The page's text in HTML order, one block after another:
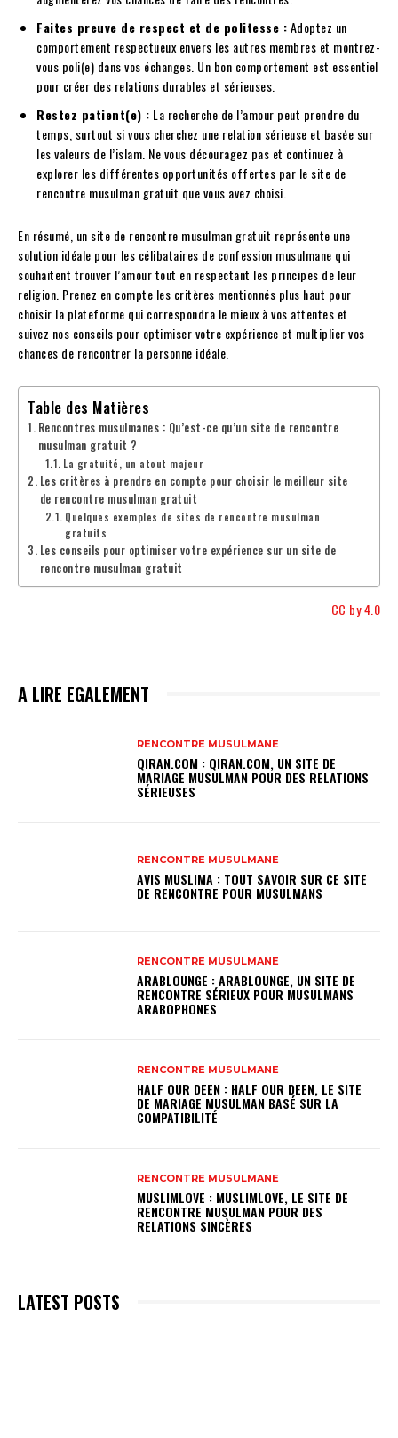
Faites preuve de respect et de politesse :Adoptez un
comportement respectueux envers les autres membres et montrez-
vous poli(e) dans vos échanges. Un bon comportement est essentiel
pour créer des relations durables et sérieuses.
Restez patient(e) : La recherche de l’amour peut prendre du
temps, surtout si vous cherchez une relation sérieuse et basée sur
les valeurs de l’islam. Ne vous découragez pas et continuez à
explorer les différentes opportunités offertes par le site de
rencontre musulman gratuit que vous avez choisi.
En résumé, un site de rencontre musulman gratuit représente une
solution idéale pour les célibataires de confession musulmane qui
souhaitent trouver l’amour tout en respectant les principes de leur
religion. Prenez en compte les critères mentionnés plus haut pour
choisir la plateforme qui correspondra le mieux à vos attentes et
suivez nos conseils pour optimiser votre expérience et multiplier vos
chances de rencontrer la personne idéale.
Table des Matières
Rencontres musulmanes : Qu’est-ce qu’un site de rencontre
musulman gratuit ?
La gratuité, un atout majeur
Les critères à prendre en compte pour choisir le meilleur site
de rencontre musulman gratuit
Quelques exemples de sites de rencontre musulman
gratuits
Les conseils pour optimiser votre expérience sur un site de
rencontre musulman gratuit
CC by 4.0
A LIRE EGALEMENT
RENCONTRE MUSULMANE
QIRAN.COM : QIRAN.COM, UN SITE DE
MARIAGE MUSULMAN POUR DES RELATIONS
SÉRIEUSES
RENCONTRE MUSULMANE
AVIS MUSLIMA : TOUT SAVOIR SUR CE SITE
DE RENCONTRE POUR MUSULMANS
RENCONTRE MUSULMANE
ARABLOUNGE : ARABLOUNGE, UN SITE DE
RENCONTRE SÉRIEUX POUR MUSULMANS
ARABOPHONES
RENCONTRE MUSULMANE
HALF OUR DEEN : HALF OUR DEEN, LE SITE
DE MARIAGE MUSULMAN BASÉ SUR LA
COMPATIBILITÉ
RENCONTRE MUSULMANE
MUSLIMLOVE : MUSLIMLOVE, LE SITE DE
RENCONTRE MUSULMAN POUR DES
RELATIONS SINCÈRES
LATEST POSTS